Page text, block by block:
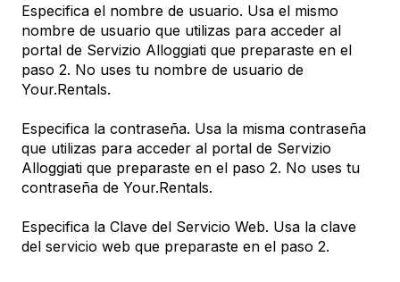
Especifica el nombre de usuario. Usa el mismo
nombre de usuario que utilizas para acceder al
portal de Servizio Alloggiati que preparaste en el
paso 2. No uses tu nombre de usuario de
Your.Rentals.
Especifica la contraseña. Usa la misma contraseña
que utilizas para acceder al portal de Servizio
Alloggiati que preparaste en el paso 2. No uses tu
contraseña de Your.Rentals.
Especifica la Clave del Servicio Web. Usa la clave
del servicio web que preparaste en el paso 2.